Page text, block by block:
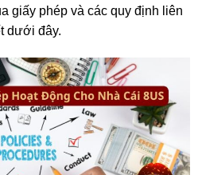
giấy phép và các quy định liên
dưới đây.